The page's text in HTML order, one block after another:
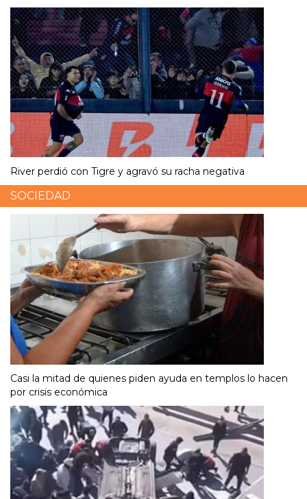
River perdió con Tigre y agravó su racha negativa
SOCIEDAD
Casi la mitad de quienes piden ayuda en templos lo hacen
por crisis económica